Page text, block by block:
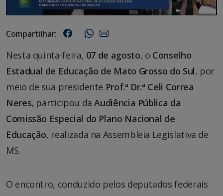
Compartilhar:
Nesta quinta-feira, 07 de agosto, o Conselho
Estadual de Educação de Mato Grosso do Sul, por
meio de sua presidente Prof.ª Dr.ª Celi Correa
Neres, participou daAudiência Pública da
Comissão Especial do Plano Nacional de
Educação, realizada na Assembleia Legislativa de
MS.
O encontro, conduzido pelos deputados federais